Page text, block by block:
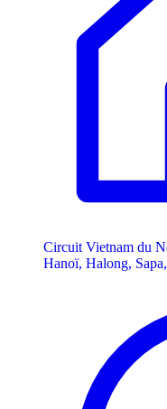
Circuit Vietnam du
Hanoï, Halong,